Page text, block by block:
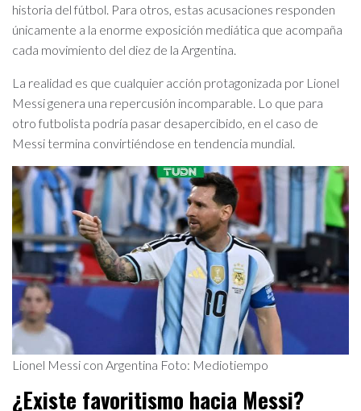
historia del fútbol. Para otros, estas acusaciones responden
únicamente a la enorme exposición mediática que acompaña
cada movimiento del diez de la Argentina.
La realidad es que cualquier acción protagonizada por Lionel
Messi genera una repercusión incomparable. Lo que para
otro futbolista podría pasar desapercibido, en el caso de
Messi termina convirtiéndose en tendencia mundial.
Lionel Messi con Argentina Foto: Mediotiempo
¿Existe favoritismo hacia Messi?